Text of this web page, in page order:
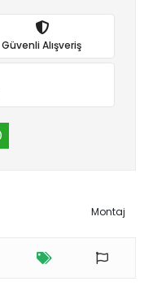
Güvenli Alışveriş
Montaj